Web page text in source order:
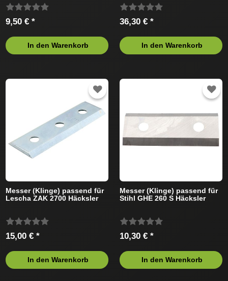
9,50 € *
In den Warenkorb
36,30 € *
In den Warenkorb
Messer (Klinge) passend für
Lescha ZAK 2700 Häcksler
15,00 € *
In den Warenkorb
Messer (Klinge) passend für
Stihl GHE 260 S Häcksler
10,30 € *
In den Warenkorb